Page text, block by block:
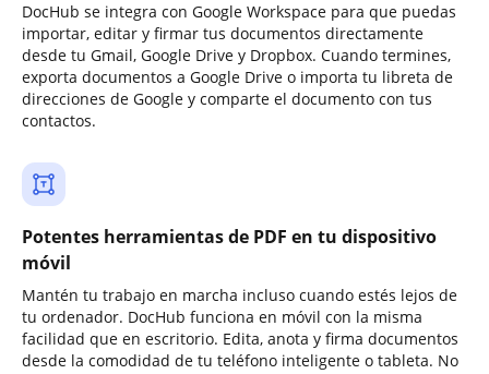
DocHub se integra con Google Workspace para que puedas
importar, editar y firmar tus documentos directamente
desde tu Gmail, Google Drive y Dropbox. Cuando termines,
exporta documentos a Google Drive o importa tu libreta de
direcciones de Google y comparte el documento con tus
contactos.
Potentes herramientas de PDF en tu dispositivo
móvil
Mantén tu trabajo en marcha incluso cuando estés lejos de
tu ordenador. DocHub funciona en móvil con la misma
facilidad que en escritorio. Edita, anota y firma documentos
desde la comodidad de tu teléfono inteligente o tableta. No